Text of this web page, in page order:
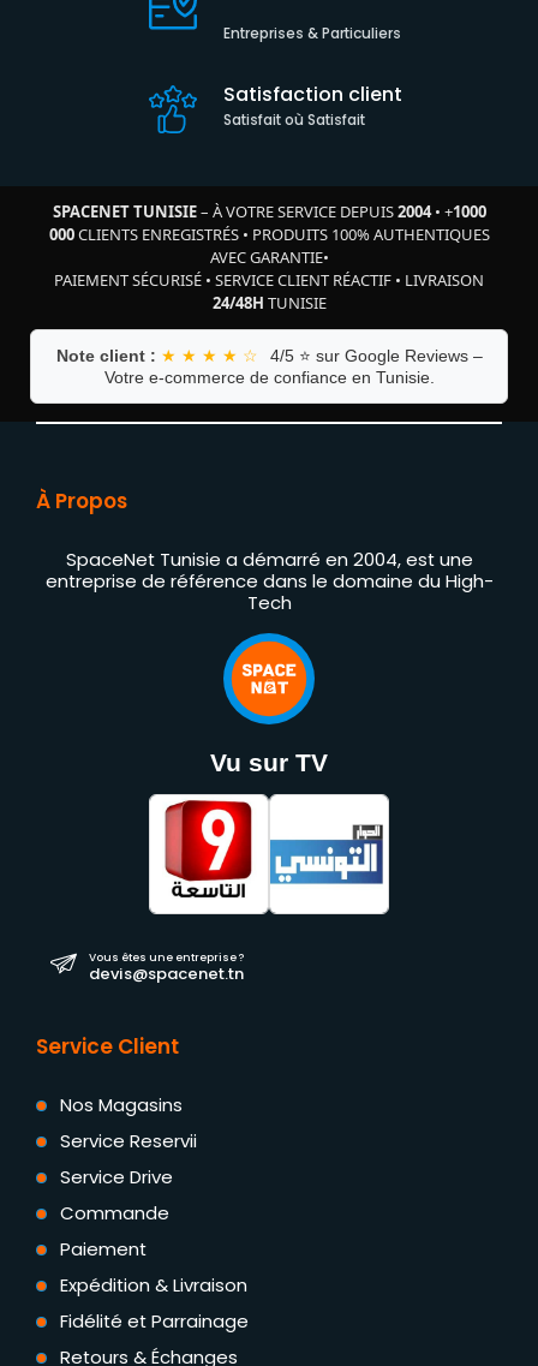
Entreprises & Particuliers
Satisfaction client
Satisfait où Satisfait
SPACENET TUNISIE– À VOTRE SERVICE DEPUIS2004• +1000
000CLIENTS ENREGISTRÉS• PRODUITS 100% AUTHENTIQUES
AVEC GARANTIE•
PAIEMENT SÉCURISÉ • SERVICE CLIENT RÉACTIF • LIVRAISON
24/48H TUNISIE
Note client : ★ ★ ★ ★ ☆
4/5 ⭐ sur Google Reviews –
Votre e-commerce de confiance en Tunisie.
À Propos
SpaceNet Tunisie a démarré en 2004, est une
entreprise de référence dans le domaine du High-
Tech
Vu sur TV
Vous êtes une entreprise ?
devis@spacenet.tn
Service Client
Nos Magasins
Service Reservii
Service Drive
Commande
Paiement
Expédition & Livraison
Fidélité et Parrainage
Retours & Échanges